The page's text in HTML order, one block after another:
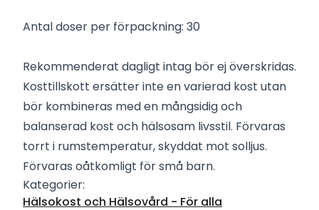
Antal doser per förpackning: 30
Rekommenderat dagligt intag bör ej överskridas.
Kosttillskott ersätter inte en varierad kost utan
bör kombineras med en mångsidig och
balanserad kost och hälsosam livsstil. Förvaras
torrt i rumstemperatur, skyddat mot solljus.
Förvaras oåtkomligt för små barn.
Kategorier:
Hälsokost och Hälsovård - För alla